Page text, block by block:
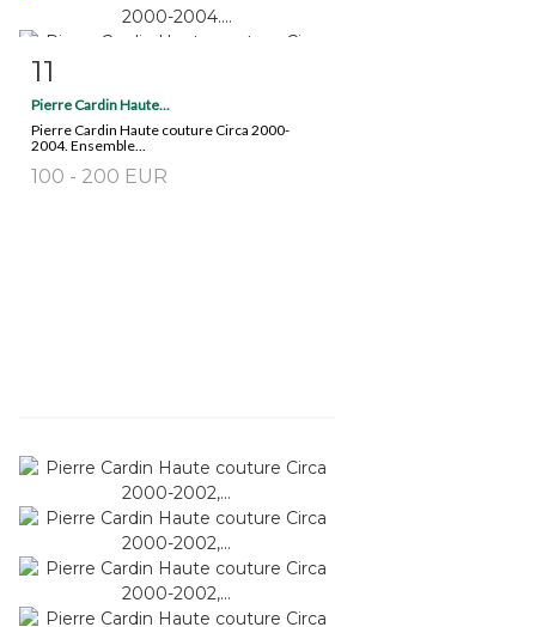
Fiche détaillée
11
Pierre Cardin Haute...
Pierre Cardin Haute couture Circa 2000-
2004. Ensemble...
100 - 200 EUR